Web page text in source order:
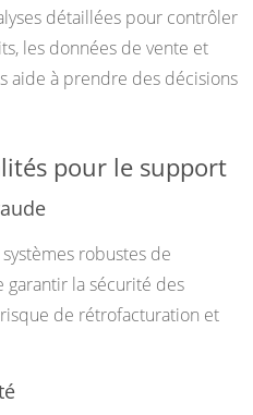
détaillées pour contrôler
les données de vente et
aide à prendre des décisions
pour le support
robustes de
la sécurité des
de rétrofacturation et